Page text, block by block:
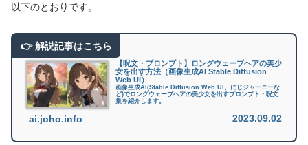
以下のとおりです。
【呪文・プロンプト】ロングウェーブヘアの美少
女を出す方法（画像生成AI Stable Diffusion
Web UI）
画像生成AI(Stable Diffusion Web UI、にじジャーニーな
ど)でロングウェーブヘアの美少女を出すプロンプト・呪文
集を紹介します。
ai.joho.info 2023.09.02